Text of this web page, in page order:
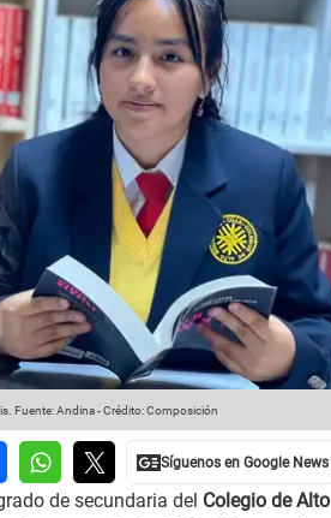
Fuente: Andina-Crédito: Composición
de secundaria del Colegio de Alto